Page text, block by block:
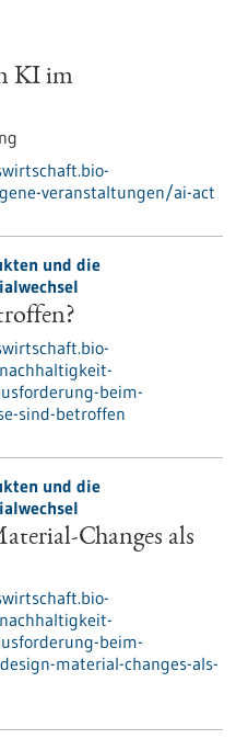
KI im
veranstaltungen/ai-act
und die
beim-
sind-betroffen
und die
Changes als
beim-
material-changes-als-